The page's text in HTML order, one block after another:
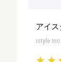
アイ
istyle Inc.